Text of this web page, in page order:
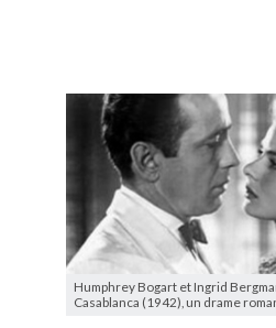
Humphrey Bogart et Ingrid
Casablanca (1942), un drame